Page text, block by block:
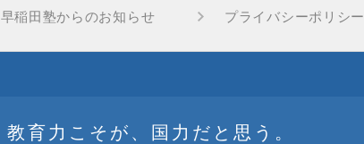
早稲田塾からのお知らせ プライバシーポリシー
教育力こそが、国力だと思う。